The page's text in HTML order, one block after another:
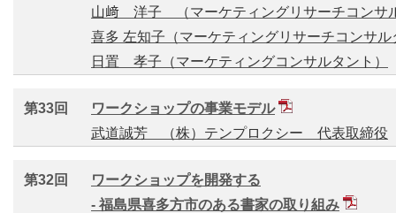
山﨑 洋子 （マーケティングリサーチコンサ
喜多 左知子（マーケティングリサーチコンサル
日置 孝子（マーケティングコンサルタント）
第33回
ワークショップの事業モデル
武道誠芳 （株）テンプロクシー 代表取締役
第32回
ワークショップを開発する
- 福島県喜多方市のある書家の取り組み